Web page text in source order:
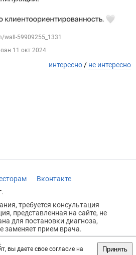
.
вы даете свое согласие на
Принять
wall-59909255_1331
11 окт 2024
интересно / не интересно
Вконтакте
требуется консультация
представленная на сайте, не
для постановки диагноза,
заменяет прием врача.
18+